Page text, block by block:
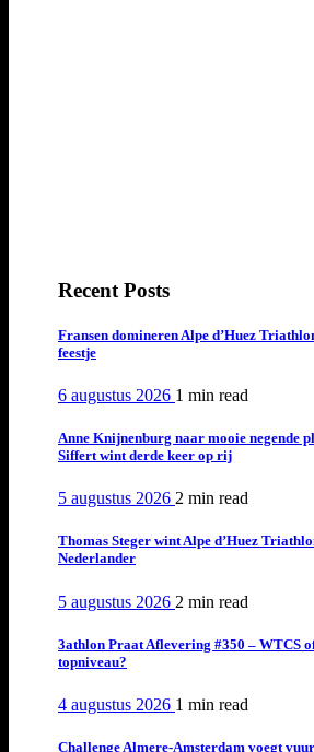
Recent Posts
Fransen domineren Alpe d’Huez
feestje
6 augustus 2026 1 min read
Anne Knijnenburg naar mooie negende
Siffert wint derde keer op rij
5 augustus 2026 2 min read
Thomas Steger wint Alpe d’Huez
Nederlander
5 augustus 2026 2 min read
3athlon Praat Aflevering #350 – WTCS
topniveau?
4 augustus 2026 1 min read
Challenge Almere-Amsterdam voegt